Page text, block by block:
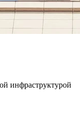
инфраструктурой​